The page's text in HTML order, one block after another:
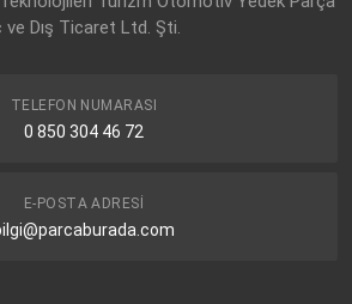
ve Dış Ticaret Ltd. Şti.
TELEFON NUMARASI
0 850 304 46 72
E-POSTA ADRESI